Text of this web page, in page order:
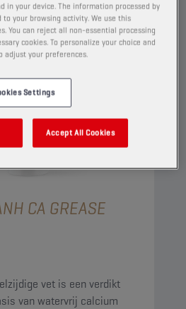
CA GREASE
vet is een verdikt
van watervrij calcium
in your device. The information processed by
your browsing activity. We use this
You can reject all non-essential processing
cookies. To personalize your choice and
adjust your preferences.
Settings
Accept All Cookies